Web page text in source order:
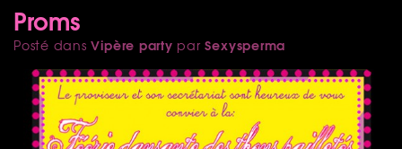
Proms
Posté dansVipère party parSexysperma